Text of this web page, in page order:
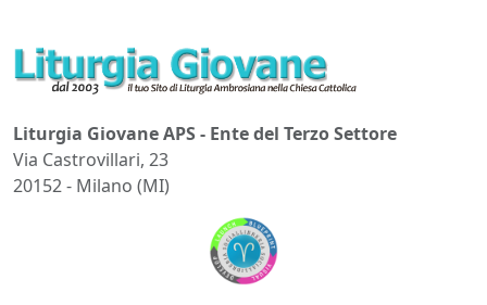
Liturgia Giovane APS - Ente del Terzo Settore
Via Castrovillari, 23
20152 - Milano (MI)